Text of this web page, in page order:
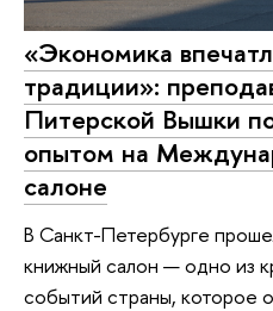
«Экономика
традиции»:
Питерской Вышки
опытом на
салоне
В Санкт-Петербурге
книжный салон — одно из
событий страны, которое